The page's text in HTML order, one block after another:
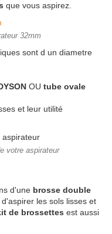
que vous aspirez.
32mm
sont d un diametre
OU tube ovale
et leur utilité
votre aspirateur
d'une brosse double
les sols lisses et
de brossettes est aussi